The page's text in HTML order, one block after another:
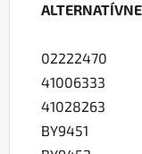
02222470
41006333
41028263
BY9451